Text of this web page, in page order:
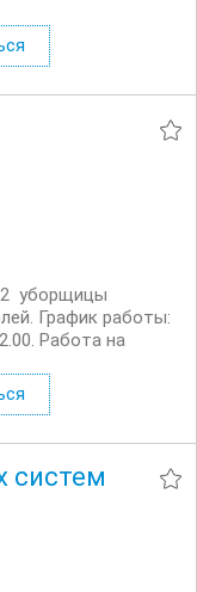
Приводить
т. ч....
2 уборщицы
График работы:
Работа на
и от других
систем